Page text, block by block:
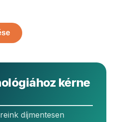
kérne
díjmentesen